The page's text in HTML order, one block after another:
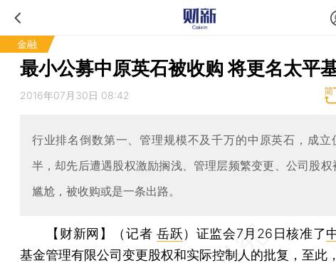
金融
最小公募中原英石被收购 将更名太平
2016年07月30日 08:42
行业排名倒数第一、管理规模不及千万的中原英石，成立
半，却先后遭遇股权激励搁浅、管理层频繁变更、公司股权
尴尬，被收购或是一条出路。
【财新网】（记者 岳跃） 证监会7月26日核准了
基金管理有限公司变更股权和实际控制人的批复，至此